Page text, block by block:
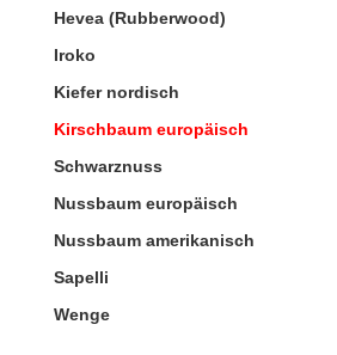
Hevea (Rubberwood)
Iroko
Kiefer nordisch
Kirschbaum europäisch
Schwarznuss
Nussbaum europäisch
Nussbaum amerikanisch
Sapelli
Wenge